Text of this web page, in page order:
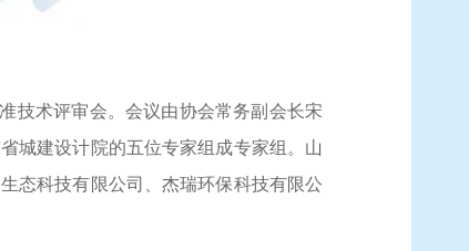
技术评审会。会议由协会常务副会长宋
城建设计院的五位专家组成专家组。山
态科技有限公司、杰瑞环保科技有限公